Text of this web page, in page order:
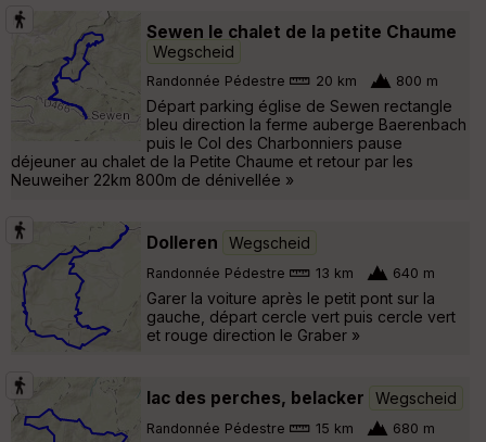
Sewen le chalet de la petite Chaume
Wegscheid
Randonnée Pédestre 20 km 800 m
Départ parking église de Sewen rectangle
bleu direction la ferme auberge Baerenbach
puis le Col des Charbonniers pause
déjeuner au chalet de la Petite Chaume et retour par les
Neuweiher 22km 800m de dénivellée »
Dolleren Wegscheid
Randonnée Pédestre 13 km 640 m
Garer la voiture après le petit pont sur la
gauche, départ cercle vert puis cercle vert
et rouge direction le Graber »
lac des perches, belacker Wegscheid
Randonnée Pédestre 15 km 680 m